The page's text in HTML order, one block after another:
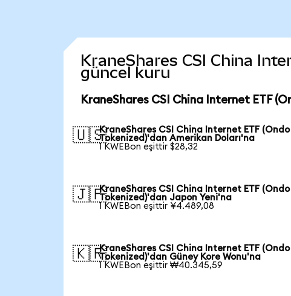
KraneShares CSI China
güncel kuru
KraneShares CSI China Internet ETF
🇺🇸KraneShares CSI China Internet ETF (Ondo
Tokenized)'dan Amerikan Doları'na
1 KWEBon eşittir $28,32
🇯🇵KraneShares CSI China Internet ETF (Ondo
Tokenized)'dan Japon Yeni'na
1 KWEBon eşittir ¥4.489,08
🇰🇷KraneShares CSI China Internet ETF (Ondo
Tokenized)'dan Güney Kore Wonu'na
1 KWEBon eşittir ₩40.345,59